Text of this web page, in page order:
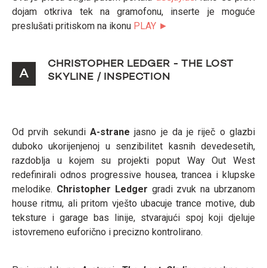
dojam otkriva tek na gramofonu, inserte je moguće
preslušati pritiskom na ikonu PLAY ►
A
CHRISTOPHER LEDGER - THE LOST
SKYLINE / INSPECTION
Od prvih sekundi A-strane jasno je da je riječ o glazbi
duboko ukorijenjenoj u senzibilitet kasnih devedesetih,
razdoblja u kojem su projekti poput Way Out West
redefinirali odnos progressive housea, trancea i klupske
melodike. Christopher Ledger gradi zvuk na ubrzanom
house ritmu, ali pritom vješto ubacuje trance motive, dub
teksture i garage bas linije, stvarajući spoj koji djeluje
istovremeno euforično i precizno kontrolirano.